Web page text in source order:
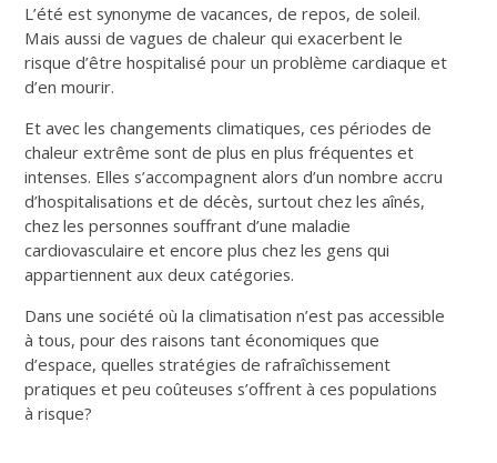
L’été est synonyme de vacances, de repos, de soleil.
Mais aussi de vagues de chaleur qui exacerbent le
risque d’être hospitalisé pour un problème cardiaque et
d’en mourir.
Et avec les changements climatiques, ces périodes de
chaleur extrême sont de plus en plus fréquentes et
intenses. Elles s’accompagnent alors d’un nombre accru
d’hospitalisations et de décès, surtout chez les aînés,
chez les personnes souffrant d’une maladie
cardiovasculaire et encore plus chez les gens qui
appartiennent aux deux catégories.
Dans une société où la climatisation n’est pas accessible
à tous, pour des raisons tant économiques que
d’espace, quelles stratégies de rafraîchissement
pratiques et peu coûteuses s’offrent à ces populations
à risque?